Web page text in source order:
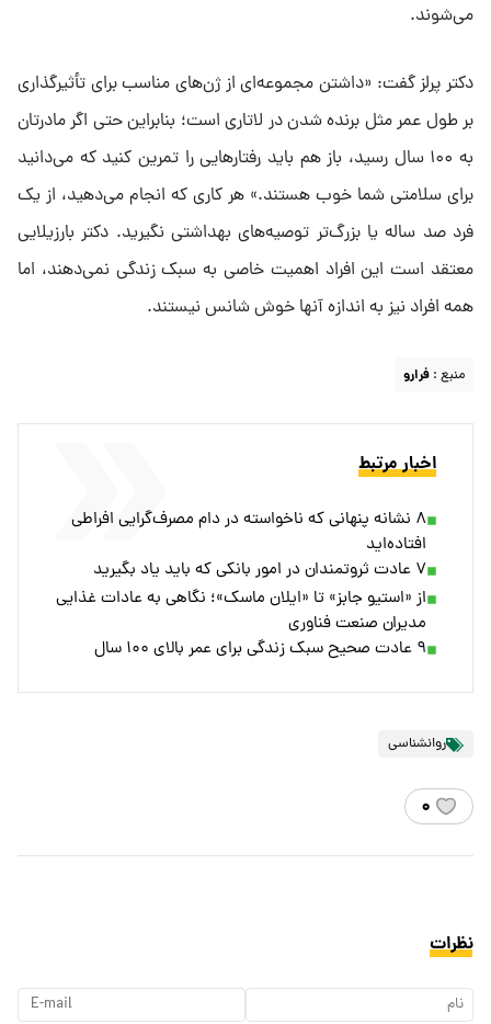
می‌شوند.
دکتر پرلز گفت: «داشتن مجموعه‌ای از ژن‌های مناسب برای تأثیرگذاری
بر طول عمر مثل برنده شدن در لاتاری است؛ بنابراین حتی اگر مادرتان
به ۱۰۰ سال رسید، باز هم باید رفتار‌هایی را تمرین کنید که می‌دانید
برای سلامتی شما خوب هستند.» هر کاری که انجام می‌دهید، از یک
فرد صد ساله یا بزرگ‌تر توصیه‌های بهداشتی نگیرید. دکتر بارزیلایی
معتقد است این افراد اهمیت خاصی به سبک زندگی نمی‌دهند، اما
همه افراد نیز به اندازه آنها خوش شانس نیستند.
منبع : فرارو
اخبار مرتبط
۸ نشانه پنهانی که ناخواسته در دام مصرف‌گرایی افراطی
افتاده‌اید
۷ عادت ثروتمندان در امور بانکی که باید یاد بگیرید
از «استیو جابز» تا «ایلان ماسک»؛ نگاهی به عادات غذایی
مدیران صنعت فناوری
۹ عادت صحیح سبک زندگی برای عمر بالای ۱۰۰ سال
روانشناسی
۰
نظرات